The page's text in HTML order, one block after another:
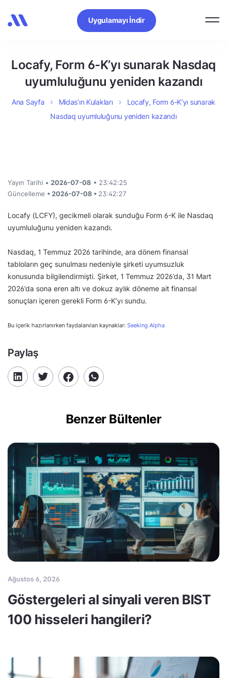
Uygulamayı İndir
Locafy, Form 6-K’yı sunarak Nasdaq
uyumluluğunu yeniden kazandı
Ana Sayfa Midas’ın Kulakları
Locafy, Form 6-K’yı sunarak
Nasdaq uyumluluğunu yeniden kazandı
Yayın Tarihi • 2026-07-08 • 23:42:25
Güncelleme • 2026-07-08 • 23:42:27
Locafy (LCFY), gecikmeli olarak sunduğu Form 6-K ile Nasdaq
uyumluluğunu yeniden kazandı.
Nasdaq, 1 Temmuz 2026 tarihinde, ara dönem finansal
tabloların geç sunulması nedeniyle şirketi uyumsuzluk
konusunda bilgilendirmişti. Şirket, 1 Temmuz 2026’da, 31 Mart
2026’da sona eren altı ve dokuz aylık döneme ait finansal
sonuçları içeren gerekli Form 6-K’yı sundu.
Bu içerik hazırlanırken faydalanılan kaynaklar: Seeking Alpha
Paylaş
Benzer Bültenler
Ağustos 6, 2026
Göstergeleri al sinyali veren BIST
100 hisseleri hangileri?